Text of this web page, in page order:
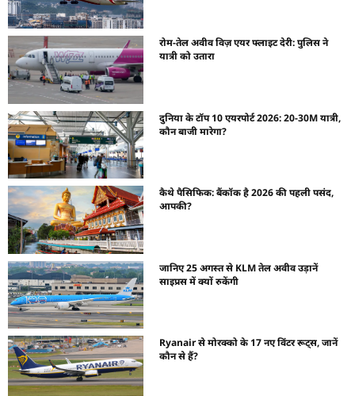
रोम-तेल अवीव विज़ एयर फ्लाइट देरी: पुलिस ने
यात्री को उतारा
दुनिया के टॉप 10 एयरपोर्ट 2026: 20-30M यात्री,
कौन बाजी मारेगा?
कैथे पैसिफिक: बैंकॉक है 2026 की पहली पसंद,
आपकी?
जानिए 25 अगस्त से KLM तेल अवीव उड़ानें
साइप्रस में क्यों रुकेंगी
Ryanair से मोरक्को के 17 नए विंटर रूट्स, जानें
कौन से हैं?